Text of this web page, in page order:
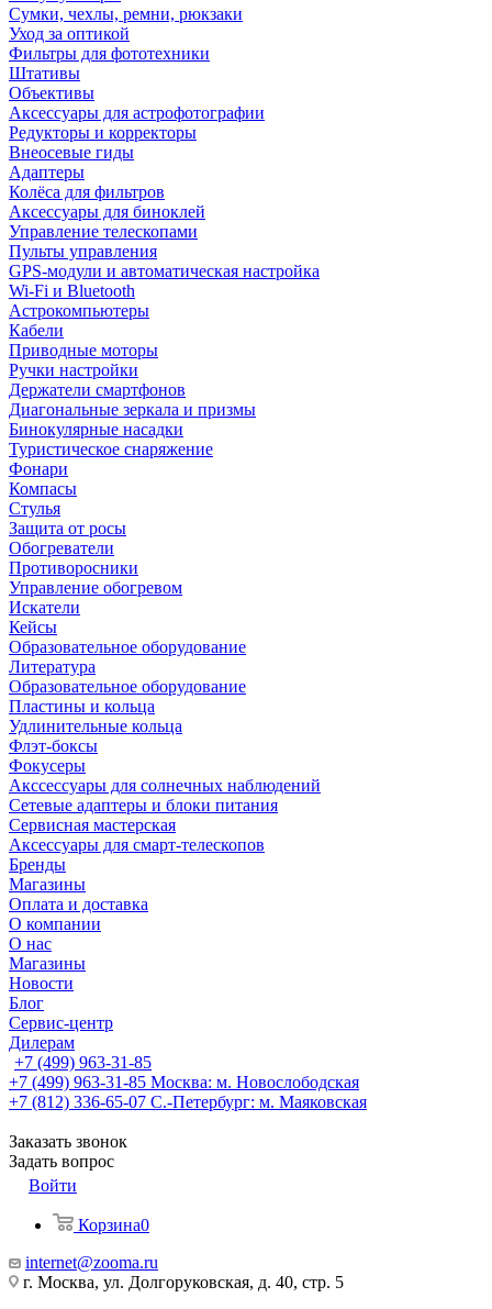
Сумки, чехлы, ремни, рюкзаки
Уход за оптикой
Фильтры для фототехники
Штативы
Объективы
Аксессуары для астрофотографии
Редукторы и корректоры
Внеосевые гиды
Адаптеры
Колёса для фильтров
Аксессуары для биноклей
Управление телескопами
Пульты управления
GPS-модули и автоматическая настройка
Wi-Fi и Bluetooth
Астрокомпьютеры
Кабели
Приводные моторы
Ручки настройки
Держатели смартфонов
Диагональные зеркала и призмы
Бинокулярные насадки
Туристическое снаряжение
Фонари
Компасы
Стулья
Защита от росы
Обогреватели
Противоросники
Управление обогревом
Искатели
Кейсы
Образовательное оборудование
Литература
Образовательное оборудование
Пластины и кольца
Удлинительные кольца
Флэт-боксы
Фокусеры
Акссессуары для солнечных наблюдений
Сетевые адаптеры и блоки питания
Сервисная мастерская
Аксессуары для смарт-телескопов
Бренды
Магазины
Оплата и доставка
О компании
О нас
Магазины
Новости
Блог
Сервис-центр
Дилерам
+7 (499) 963-31-85
+7 (499) 963-31-85 Москва: м. Новослободская
+7 (812) 336-65-07 С.-Петербург: м. Маяковская
Заказать звонок
Задать вопрос
Войти
Корзина0
internet@zooma.ru
г. Москва, ул. Долгоруковская, д. 40, стр. 5